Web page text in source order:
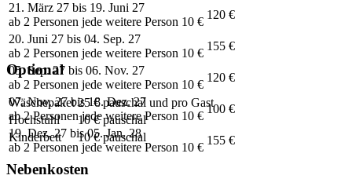
21. März 27 bis 19. Juni 27
ab 2 Personen jede weitere Person 10 €
120 €
20. Juni 27 bis 04. Sep. 27
ab 2 Personen jede weitere Person 10 €
155 €
05. Sep. 27 bis 06. Nov. 27
ab 2 Personen jede weitere Person 10 €
120 €
07. Nov. 27 bis 18. Dez. 27
ab 2 Personen jede weitere Person 10 €
100 €
19. Dez. 27 bis 05. Jan. 28
ab 2 Personen jede weitere Person 10 €
155 €
Optional
Wäschepaket 25 € pauschal und pro Gast
Hochstuhl
10 € pauschal
Kinderbett
10 € pauschal
Nebenkosten